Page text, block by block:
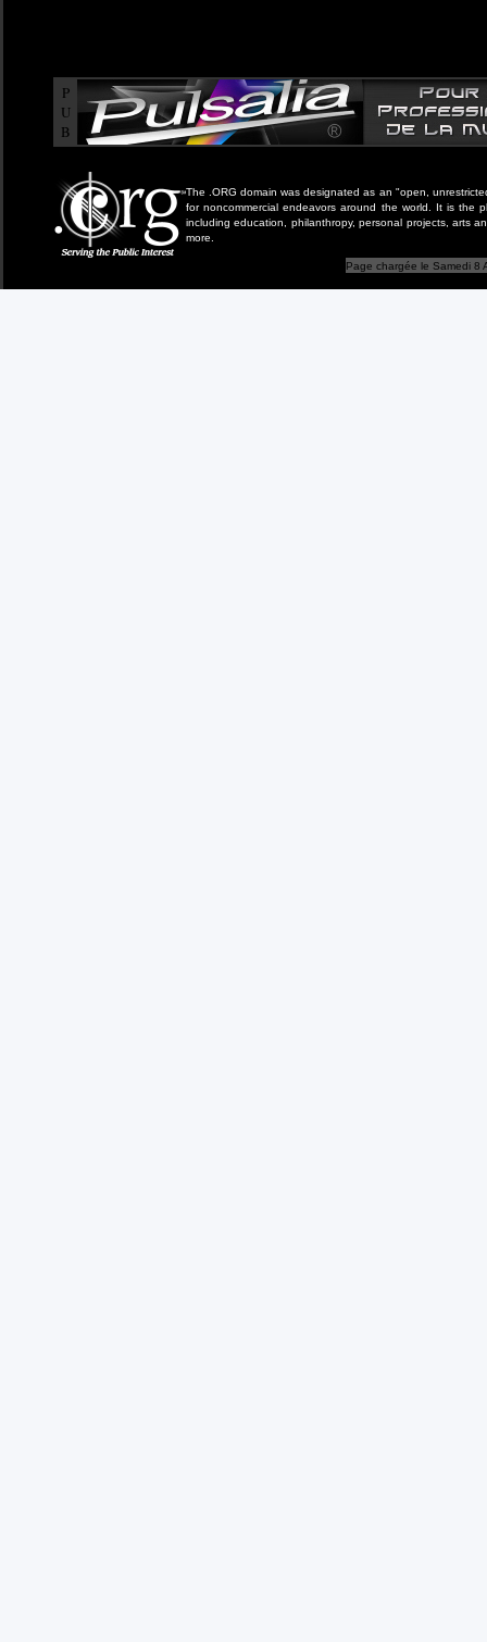
P
U
B
The .ORG domain was designated as an "open,
for noncommercial endeavors around the world. It is the
including education, philanthropy, personal projects, arts
more.
Page chargée le Samedi 8